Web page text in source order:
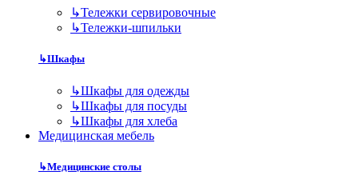
↳Тележки сервировочные
↳Тележки-шпильки
↳Шкафы
↳Шкафы для одежды
↳Шкафы для посуды
↳Шкафы для хлеба
Медицинская мебель
↳Медицинские столы